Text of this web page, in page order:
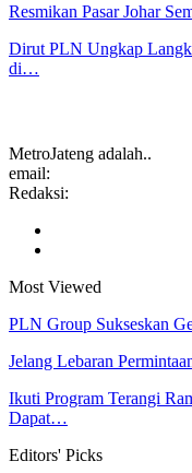
Resmikan Pasar Johar
Dirut PLN Ungkap
di…
MetroJateng adalah..
email:
Redaksi:
Most Viewed
PLN Group Sukseskan
Jelang Lebaran
Ikuti Program Terangi
Dapat…
Editors' Picks